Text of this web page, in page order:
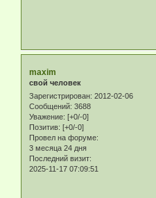
maxim
свой человек
Зарегистрирован: 2012-02-06
Сообщений: 3688
Уважение: [+0/-0]
Позитив: [+0/-0]
Провел на форуме:
3 месяца 24 дня
Последний визит:
2025-11-17 07:09:51